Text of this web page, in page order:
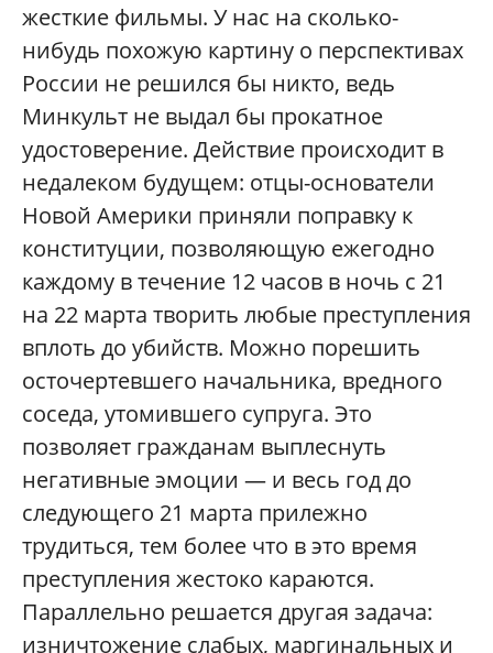
жесткие фильмы. У нас на сколько-
нибудь похожую картину о перспективах
России не решился бы никто, ведь
Минкульт не выдал бы прокатное
удостоверение. Действие происходит в
недалеком будущем: отцы-основатели
Новой Америки приняли поправку к
конституции, позволяющую ежегодно
каждому в течение 12 часов в ночь с 21
на 22 марта творить любые преступления
вплоть до убийств. Можно порешить
осточертевшего начальника, вредного
соседа, утомившего супруга. Это
позволяет гражданам выплеснуть
негативные эмоции — и весь год до
следующего 21 марта прилежно
трудиться, тем более что в это время
преступления жестоко караются.
Параллельно решается другая задача:
изничтожение слабых, маргинальных и